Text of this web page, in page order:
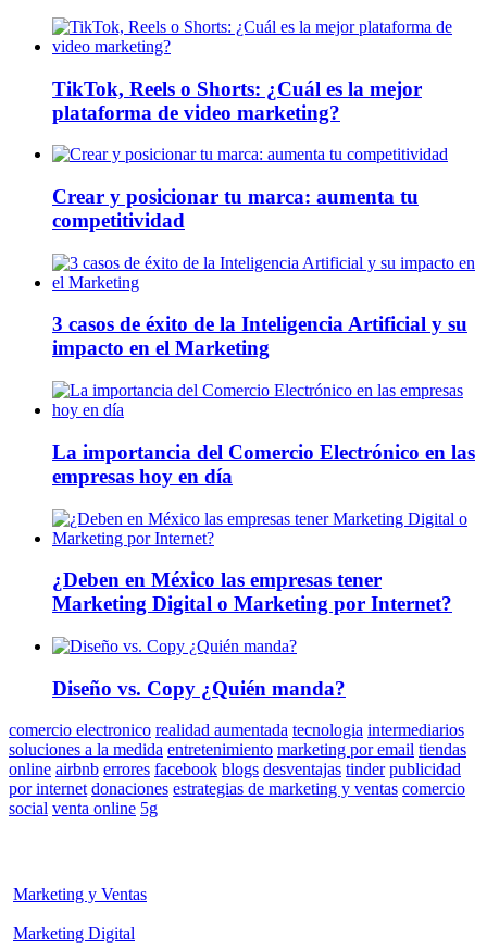
TikTok, Reels o Shorts: ¿Cuál es la mejor
plataforma de video marketing?
Crear y posicionar tu marca: aumenta tu
competitividad
3 casos de éxito de la Inteligencia Artificial y su
impacto en el Marketing
La importancia del Comercio Electrónico en las
empresas hoy en día
¿Deben en México las empresas tener
Marketing Digital o Marketing por Internet?
Diseño vs. Copy ¿Quién manda?
comercio electronico realidad aumentada tecnologia intermediarios
soluciones a la medida entretenimiento marketing por email tiendas
online airbnb errores facebook blogs desventajas tinder publicidad
por internet donaciones estrategias de marketing y ventas comercio
social venta online 5g
Marketing y Ventas
Marketing Digital